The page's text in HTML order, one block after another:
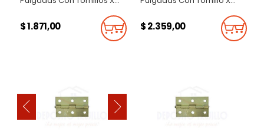
$ 1.871,00 Añadir Al Carrito
$ 2.359,00
‹ ›